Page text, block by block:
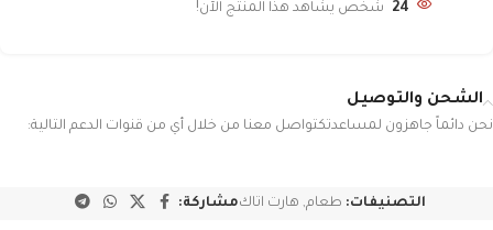
24 شخص يشاهد هذا المنتج الآن!
الشحن والتوصيل
نحن دائماً جاهزون لمساعدتكتواصل معنا من خلال أي من قنوات الدعم التالية:
التصنيفات: طعام, هارت اتاكمشاركة: